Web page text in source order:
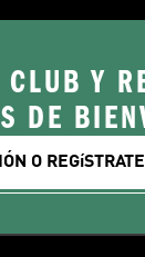
CLUB Y
DE
O